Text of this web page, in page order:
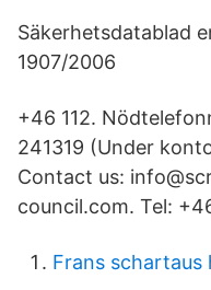
Säkerhetsdatablad
1907/2006
+46 112.
241319 (Under
Contact us:
council.com. Tel:
Frans schartaus